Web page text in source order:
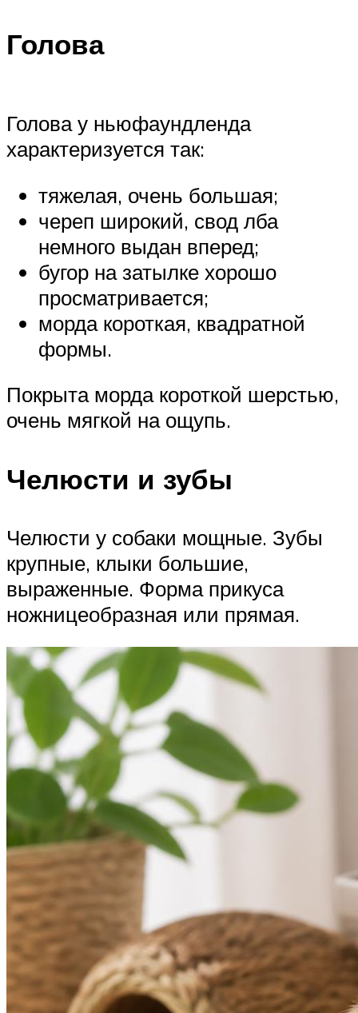
Голова
Голова у ньюфаундленда
характеризуется так:
тяжелая, очень большая;
череп широкий, свод лба
немного выдан вперед;
бугор на затылке хорошо
просматривается;
морда короткая, квадратной
формы.
Покрыта морда короткой шерстью,
очень мягкой на ощупь.
Челюсти и зубы
Челюсти у собаки мощные. Зубы
крупные, клыки большие,
выраженные. Форма прикуса
ножницеобразная или прямая.